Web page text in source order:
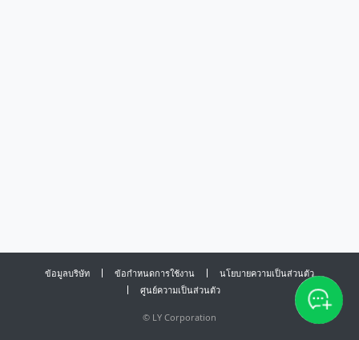
ข้อมูลบริษัท ข้อกำหนดการใช้งาน
นโยบายความเป็นส่วนตัว
ศูนย์ความเป็นส่วนตัว
© LY Corporation